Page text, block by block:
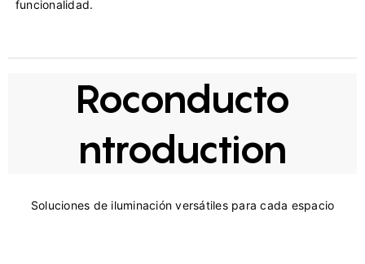
Roconducto
ntroduction